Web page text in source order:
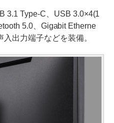
3.1 Type-C、USB 3.0×4(1
5.0、Gigabit Etherne
出力端子などを装備。